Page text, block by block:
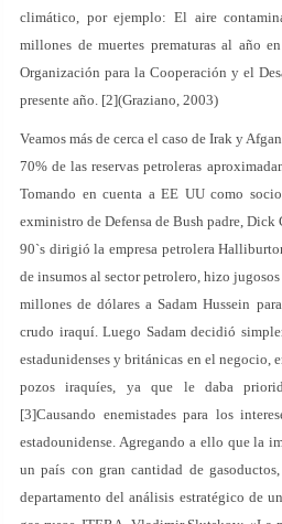
climático, por ejemplo: El aire
millones de muertes prematuras al año
Organización para la Cooperación y el
presente año. [2](Graziano, 2003)
Veamos más de cerca el caso de Irak y
70% de las reservas petroleras
Tomando en cuenta a EE UU como
exministro de Defensa de Bush padre, Dick
90`s dirigió la empresa petrolera
de insumos al sector petrolero, hizo
millones de dólares a Sadam Hussein
crudo iraquí. Luego Sadam decidió
estadunidenses y británicas en el negocio,
pozos iraquíes, ya que le daba
[3]Causando enemistades para los
estadounidense. Agregando a ello que la
un país con gran cantidad de
departamento del análisis estratégico de